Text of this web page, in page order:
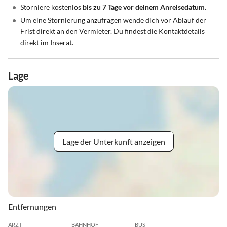
• Storniere kostenlos bis zu 7 Tage vor deinem Anreisedatum.
• Um eine Stornierung anzufragen wende dich vor Ablauf der
Frist direkt an den Vermieter. Du findest die Kontaktdetails
direkt im Inserat.
Lage
Lage der Unterkunft anzeigen
Entfernungen
ARZT BAHNHOF BUS